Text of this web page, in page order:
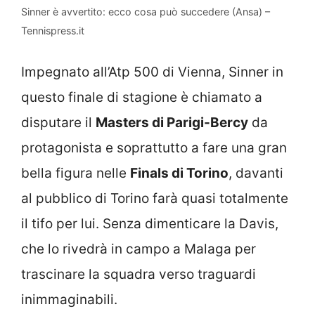
Sinner è avvertito: ecco cosa può succedere (Ansa) –
Tennispress.it
Impegnato all’Atp 500 di Vienna, Sinner in
questo finale di stagione è chiamato a
disputare il Masters di Parigi-Bercy da
protagonista e soprattutto a fare una gran
bella figura nelle Finals di Torino, davanti
al pubblico di Torino farà quasi totalmente
il tifo per lui. Senza dimenticare la Davis,
che lo rivedrà in campo a Malaga per
trascinare la squadra verso traguardi
inimmaginabili.